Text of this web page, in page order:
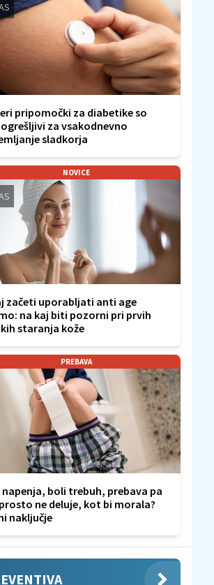
pripomočki za diabetike so
za vsakodnevno
sladkorja
NOVICE
začeti uporabljati anti age
na kaj biti pozorni pri prvih
staranja kože
PREBAVA
napenja, boli trebuh, prebava pa
ne deluje, kot bi morala?
naključje